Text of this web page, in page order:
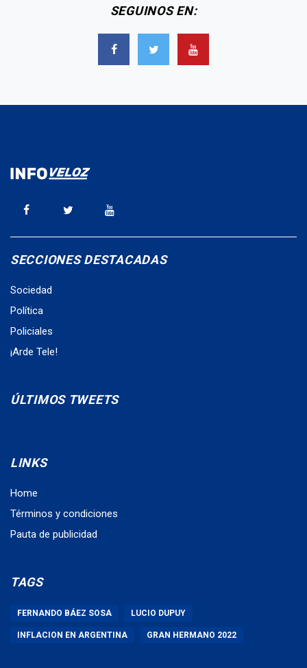
SEGUINOS EN:
SECCIONES DESTACADAS
Sociedad
Política
Policiales
¡Arde Tele!
ÚLTIMOS TWEETS
LINKS
Home
Términos y condiciones
Pauta de publicidad
TAGS
FERNANDO BÁEZ SOSA LUCIO DUPUY
INFLACION EN ARGENTINA GRAN HERMANO 2022